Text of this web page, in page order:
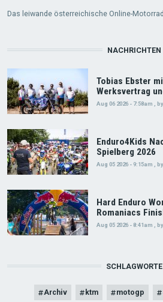
Das leiwande österreichische Online-
NACHRICHTEN
Tobias Ebster
Werksvertrag
Aug 06 2026 - 7:58am , by
Enduro4Kids
Spielberg 2026
Aug 05 2026 - 9:15am by
Hard Enduro
Romaniacs
Aug 05 2026 - 8:41am by
SCHLAGWORTE
Archiv ktm motogp